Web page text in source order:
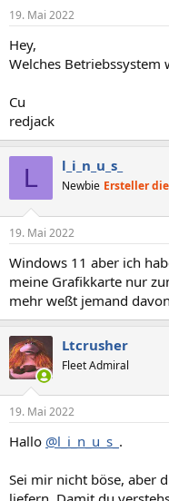
19. Mai 2022
Hey,
Welches Betriebssystem
Cu
redjack
L l_i_n_u_s_
Newbie Ersteller
19. Mai 2022
Windows 11 aber ich
meine Grafikkarte nur
mehr weßt jemand
Ltcrusher
Fleet Admiral
19. Mai 2022
Hallo @l_i_n_u_s_ .
Sei mir nicht böse, aber